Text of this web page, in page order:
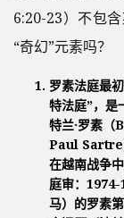
6:20-23）不包
“奇幻”元素吗？
罗素法庭最
特法庭”，是
特兰·罗素
Paul Sartre
在越南战争
庭审：1974-
马）的罗素